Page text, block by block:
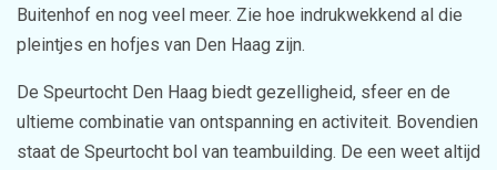
Buitenhof en nog veel meer. Zie hoe indrukwekkend al die
pleintjes en hofjes van Den Haag zijn.
De Speurtocht Den Haag biedt gezelligheid, sfeer en de
ultieme combinatie van ontspanning en activiteit. Bovendien
staat de Speurtocht bol van teambuilding. De een weet altijd